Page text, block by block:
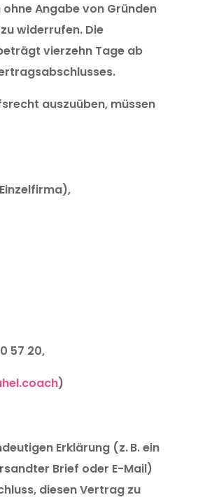
Angabe von Gründen
widerrufen. Die
vierzehn Tage ab
auszuüben, müssen
57 20,
)
Erklärung (z. B. ein
Brief oder E-Mail)
diesen Vertrag zu